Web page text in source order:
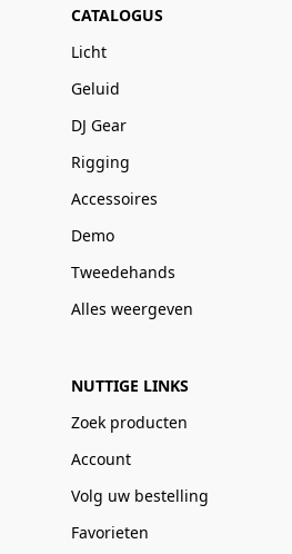
CATALOGUS
Licht
Geluid
DJ Gear
Rigging
Accessoires
Demo
Tweedehands
Alles weergeven
NUTTIGE LINKS
Zoek producten
Account
Volg uw bestelling
Favorieten